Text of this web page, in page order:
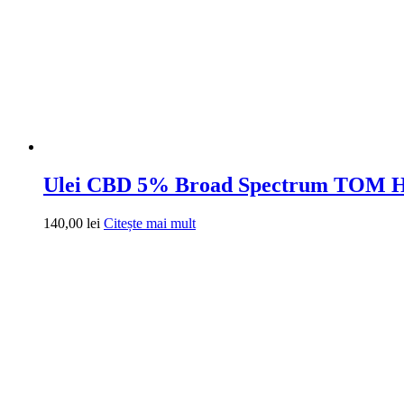
Ulei CBD 5% Broad Spectrum TOM
140,00 lei Citește mai mult